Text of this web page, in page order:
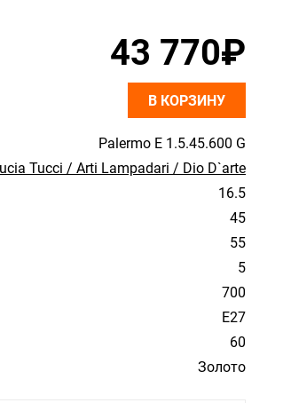
Palermo E 1.5.45.600 G
Tucci / Arti Lampadari / Dio D`arte
16.5
45
55
5
700
E27
60
Золото
43 770₽
В КОРЗИНУ